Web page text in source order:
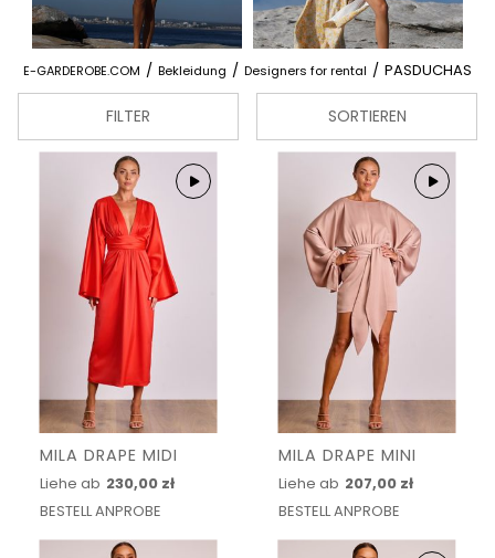
E-GARDEROBE.COM / Bekleidung / Designers for rental / PASDUCHAS
FILTER SORTIEREN
MILA DRAPE MIDI
Liehe ab 230,00 zł
BESTELL ANPROBE
MILA DRAPE MINI
Liehe ab 207,00 zł
BESTELL ANPROBE